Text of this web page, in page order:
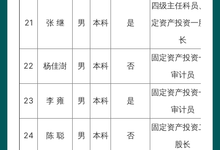
21 张 继 男 本科 是
四级主任科员、固
定资产投资一股股
长
22 杨佳澍 男 本科 否
固定资产投资一股
审计员
23 李 雍 男 本科 是
固定资产投资一股
审计员
24 陈 聪 男 本科 否
固定资产投资二股
股长